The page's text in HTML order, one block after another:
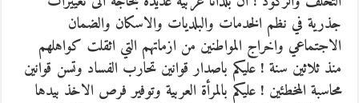
جذرية في نظم الخدمات والبلديات والاسكان والضمان
الاجتماعي واخراج المواطنين من ازماتهم التي اثقلت كواهلهم
منذ ثلاثين سنة ! عليكم باصدار قوانين تحارب الفساد وتسن قوانين
محاسبة المخطئين ! عليكم بالمرأة العربية وتوفير فرص الاخذ بيدها